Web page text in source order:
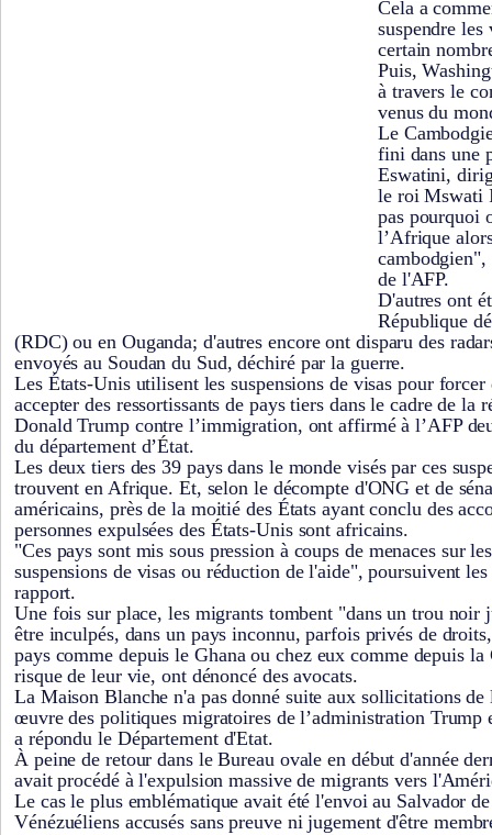
Cela a
suspendre
certain
Puis,
à travers le
venus du
Le
fini dans une
Eswatini,
le roi Mswati
pas pourquoi
l’Afrique
de l'AFP.
D'autres ont
République
(RDC) ou en Ouganda; d'autres encore ont disparu des
envoyés au Soudan du Sud, déchiré par la guerre.
Les États-Unis utilisent les suspensions de visas pour forcer
accepter des ressortissants de pays tiers dans le cadre de la
Donald Trump contre l’immigration, ont affirmé à l’AFP
du département d’État.
Les deux tiers des 39 pays dans le monde visés par ces
trouvent en Afrique. Et, selon le décompte d'ONG et de
américains, près de la moitié des États ayant conclu des
personnes expulsées des États-Unis sont africains.
"Ces pays sont mis sous pression à coups de menaces sur
suspensions de visas ou réduction de l'aide", poursuivent les
rapport.
Une fois sur place, les migrants tombent "dans un trou noir
être inculpés, dans un pays inconnu, parfois privés de
pays comme depuis le Ghana ou chez eux comme depuis la
risque de leur vie, ont dénoncé des avocats.
La Maison Blanche n'a pas donné suite aux sollicitations
œuvre des politiques migratoires de l’administration Trump
a répondu le Département d'Etat.
À peine de retour dans le Bureau ovale en début d'année
avait procédé à l'expulsion massive de migrants vers
Le cas le plus emblématique avait été l'envoi au Salvador
Vénézuéliens accusés sans preuve ni jugement d'être